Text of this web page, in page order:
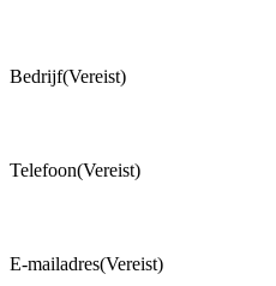
Bedrijf(Vereist)
Telefoon(Vereist)
E-mailadres(Vereist)